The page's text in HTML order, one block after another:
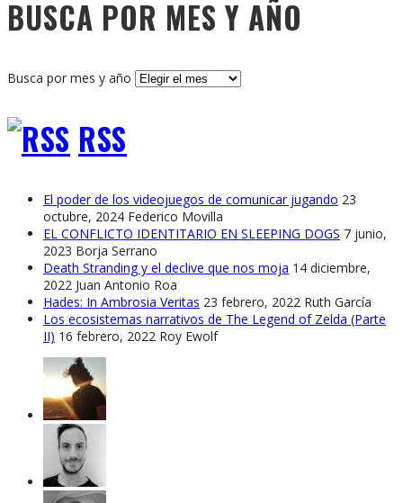
BUSCA POR MES Y AÑO
Busca por mes y año
RSS
El poder de los videojuegos de comunicar jugando 23
octubre, 2024 Federico Movilla
EL CONFLICTO IDENTITARIO EN SLEEPING DOGS 7 junio,
2023 Borja Serrano
Death Stranding y el declive que nos moja 14 diciembre,
2022 Juan Antonio Roa
Hades: In Ambrosia Veritas 23 febrero, 2022 Ruth García
Los ecosistemas narrativos de The Legend of Zelda (Parte
II) 16 febrero, 2022 Roy Ewolf